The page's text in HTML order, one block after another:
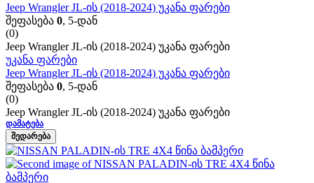
Jeep Wrangler JL-ის (2018-2024) უკანა ფარები
შეფასება 0, 5-დან
(0)
Jeep Wrangler JL-ის (2018-2024) უკანა ფარები
უკანა ფარები
Jeep Wrangler JL-ის (2018-2024) უკანა ფარები
შეფასება 0, 5-დან
(0)
Jeep Wrangler JL-ის (2018-2024) უკანა ფარები
ᲓᲐᲛᲐᲢᲔᲑᲐ
ᲨᲔᲓᲐᲠᲔᲑᲐ